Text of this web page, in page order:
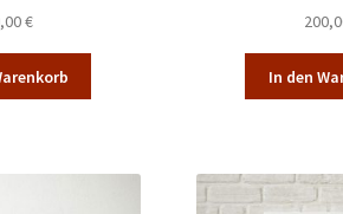
€
In den